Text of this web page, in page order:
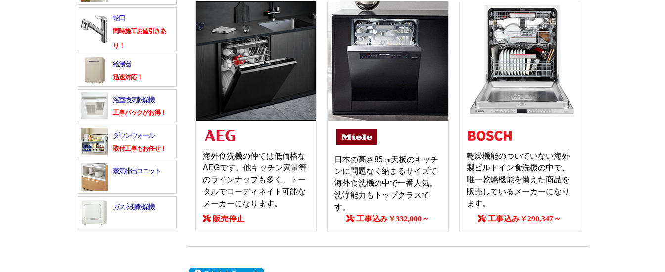
蛇口
同時施工お値引きあ
り！
給湯器
迅速対応！
浴室換気乾燥機
工事パックがお得！
ダウンウォール
取付工事もお任せ！
蒸気排出ユニット
ガス衣類乾燥機
海外食洗機の仲では低価格な
AEGです。他キッチン家電等
のラインナップも多く、トー
タルでコーディネイト可能な
メーカーになります。
販売停止
日本の高さ85㎝天板のキッチ
ンに問題なく納まるサイズで
海外食洗機の中で一番人気。
洗浄能力もトップクラスで
す。
工事込み￥332,000～
乾燥機能のついていない海外
製ビルトイン食洗機の中で、
唯一乾燥機能を備えた商品を
販売しているメーカーになり
ます。
工事込み￥290,347～